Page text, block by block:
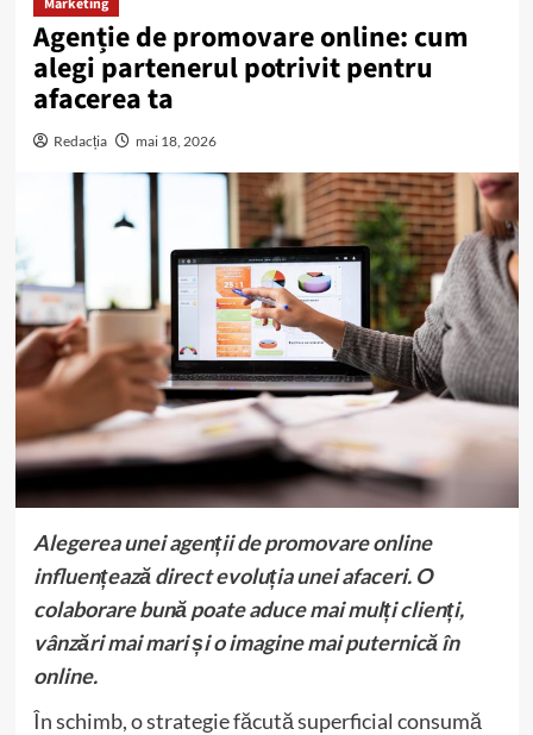
Marketing
Agenție de promovare online: cum
alegi partenerul potrivit pentru
afacerea ta
Redacția mai 18, 2026
Alegerea unei agenții de promovare online
influențează direct evoluția unei afaceri. O
colaborare bună poate aduce mai mulți clienți,
vânzări mai mari și o imagine mai puternică în
online.
În schimb, o strategie făcută superficial consumă